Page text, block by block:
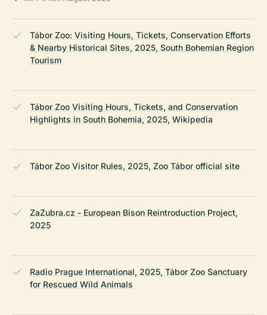
Tábor Zoo: Visiting Hours, Tickets, Conservation Efforts
& Nearby Historical Sites, 2025, South Bohemian Region
Tourism
Tábor Zoo Visiting Hours, Tickets, and Conservation
Highlights in South Bohemia, 2025, Wikipedia
Tábor Zoo Visitor Rules, 2025, Zoo Tábor official site
ZaZubra.cz - European Bison Reintroduction Project,
2025
Radio Prague International, 2025, Tábor Zoo Sanctuary
for Rescued Wild Animals